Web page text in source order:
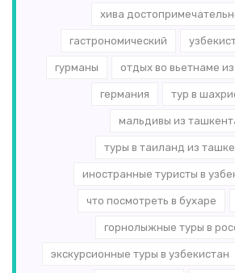
хива
гастрономический
гурманы отдых во вьетнаме
германия тур в
мальдивы из
туры в таиланд из
иностранные туристы в
что посмотреть в бухаре
горнолыжные туры в
экскурсионные туры в узбекистан